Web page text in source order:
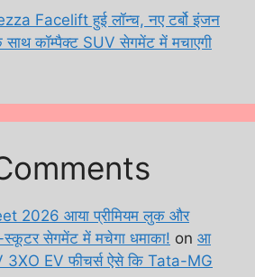
Facelift हुई लॉन्च, नए टर्बो इंजन
साथ कॉम्पैक्ट SUV सेगमेंट में मचाएगी
2026 आया प्रीमियम लुक और
स्कूटर सेगमेंट में मचेगा धमाका! on आ
EV फीचर्स ऐसे कि Tata-MG